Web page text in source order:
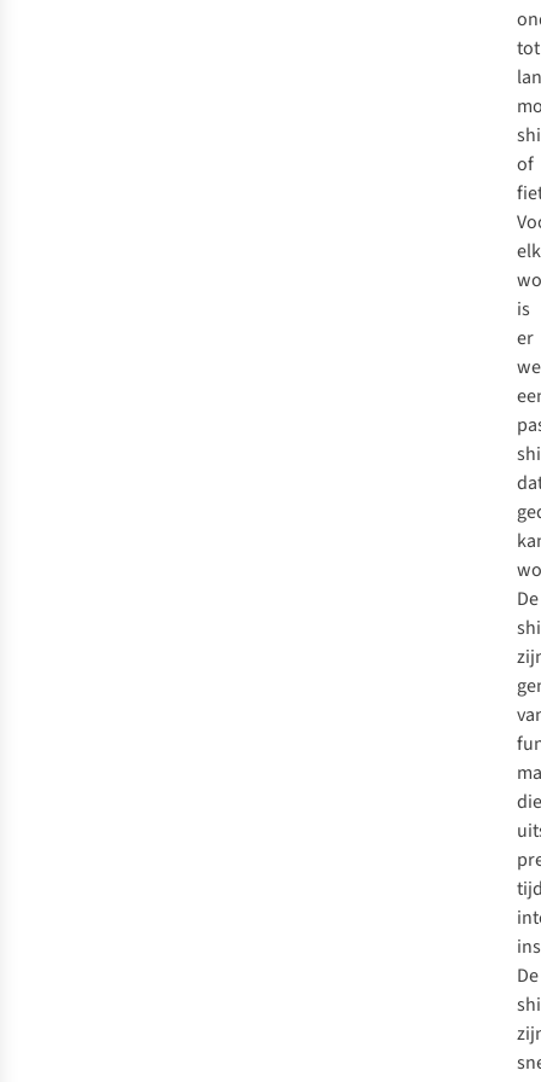
tot
of
is
er
De
die
De